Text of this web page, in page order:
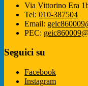
Via Vittorino Era
Tel: 010-387504
Email:
PEC:
Seguici su
Facebook
Instagram